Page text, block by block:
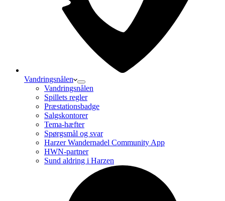
Vandringsnålen
Vandringsnålen
Spillets regler
Præstationsbadge
Salgskontorer
Tema-hæfter
Spørgsmål og svar
Harzer Wandernadel Community App
HWN-partner
Sund aldring i Harzen